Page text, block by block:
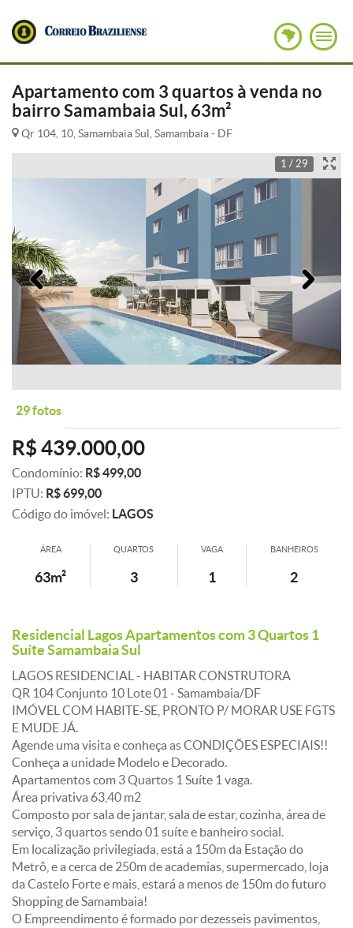
Apartamento com 3 quartos à venda no
bairro Samambaia Sul, 63m²
Qr 104, 10, Samambaia Sul, Samambaia - DF
1 / 29
Anterior
29 fotos
R$ 439.000,00
Condomínio: R$ 499,00
IPTU: R$ 699,00
Código do imóvel: LAGOS
ÁREA
63m²
QUARTOS
3
VAGA
1
BANHEIROS
2
Residencial Lagos Apartamentos com 3 Quartos 1
Suíte Samambaia Sul
LAGOS RESIDENCIAL - HABITAR CONSTRUTORA
QR 104 Conjunto 10 Lote 01 - Samambaia/DF
IMÓVEL COM HABITE-SE, PRONTO P/ MORAR USE FGTS
E MUDE JÁ.
Agende uma visita e conheça as CONDIÇÕES ESPECIAIS!!
Conheça a unidade Modelo e Decorado.
Apartamentos com 3 Quartos 1 Suíte 1 vaga.
Área privativa 63,40 m2
Composto por sala de jantar, sala de estar, cozinha, área de
serviço, 3 quartos sendo 01 suíte e banheiro social.
Em localização privilegiada, está a 150m da Estação do
Metrô, e a cerca de 250m de academias, supermercado, loja
da Castelo Forte e mais, estará a menos de 150m do futuro
Shopping de Samambaia!
O Empreendimento é formado por dezesseis pavimentos,